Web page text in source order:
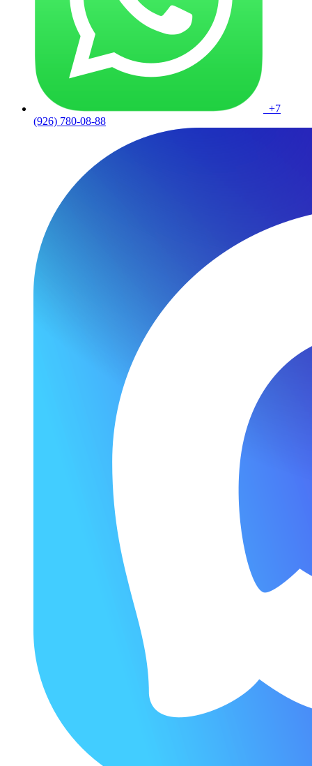
+7
(926) 780-08-88